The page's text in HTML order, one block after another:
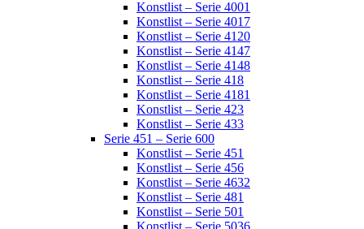
Konstlist – Serie 4001
Konstlist – Serie 4017
Konstlist – Serie 4120
Konstlist – Serie 4147
Konstlist – Serie 4148
Konstlist – Serie 418
Konstlist – Serie 4181
Konstlist – Serie 423
Konstlist – Serie 433
Serie 451 – Serie 600
Konstlist – Serie 451
Konstlist – Serie 456
Konstlist – Serie 4632
Konstlist – Serie 481
Konstlist – Serie 501
Konstlist – Serie 5036